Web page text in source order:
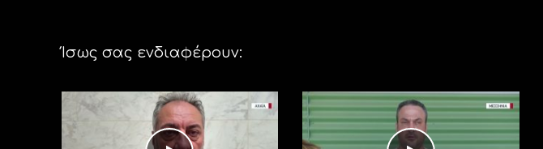
Ίσως σας ενδιαφέρουν: